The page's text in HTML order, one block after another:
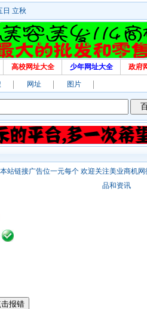
日 立秋
高校网址大全 少年网址大全 政府
网址 图片
站链接广告位一元每个 欢迎关注美业商机
品和资讯